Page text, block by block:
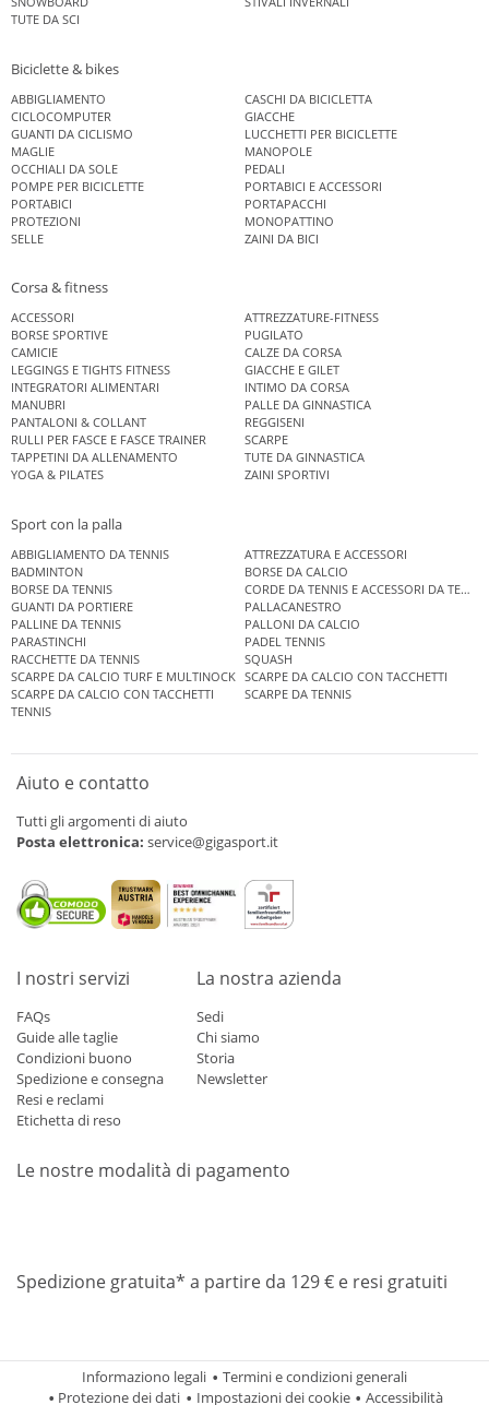
TUTE DA SCI
Biciclette & bikes
ABBIGLIAMENTO
CASCHI DA BICICLETTA
CICLOCOMPUTER
GIACCHE
GUANTI DA CICLISMO
LUCCHETTI PER BICICLETTE
MAGLIE
MANOPOLE
OCCHIALI DA SOLE
PEDALI
POMPE PER BICICLETTE
PORTABICI E ACCESSORI
PORTABICI
PORTAPACCHI
PROTEZIONI
MONOPATTINO
SELLE
ZAINI DA BICI
Corsa & fitness
ACCESSORI
ATTREZZATURE-FITNESS
BORSE SPORTIVE
PUGILATO
CAMICIE
CALZE DA CORSA
LEGGINGS E TIGHTS FITNESS
GIACCHE E GILET
INTEGRATORI ALIMENTARI
INTIMO DA CORSA
MANUBRI
PALLE DA GINNASTICA
PANTALONI & COLLANT
REGGISENI
RULLI PER FASCE E FASCE TRAINER
SCARPE
TAPPETINI DA ALLENAMENTO
TUTE DA GINNASTICA
YOGA & PILATES
ZAINI SPORTIVI
Sport con la palla
ABBIGLIAMENTO DA TENNIS
ATTREZZATURA E ACCESSORI
BADMINTON
BORSE DA CALCIO
BORSE DA TENNIS
CORDE DA TENNIS E ACCESSORI DA TENNIS
GUANTI DA PORTIERE
PALLACANESTRO
PALLINE DA TENNIS
PALLONI DA CALCIO
PARASTINCHI
PADEL TENNIS
RACCHETTE DA TENNIS
SQUASH
SCARPE DA CALCIO TURF E MULTINOCK SCARPE DA CALCIO CON TACCHETTI
SCARPE DA CALCIO CON TACCHETTI
SCARPE DA TENNIS
TENNIS
Aiuto e contatto
Tutti gli argomenti di aiuto
Posta elettronica: service@gigasport.it
I nostri servizi
FAQs
Guide alle taglie
Condizioni buono
Spedizione e consegna
Resi e reclami
Etichetta di reso
La nostra azienda
Sedi
Chi siamo
Storia
Newsletter
Le nostre modalità di pagamento
Spedizione gratuita* a partire da 129 € e resi gratuiti
Informaziono legali
Termini e condizioni generali
Protezione dei dati
Impostazioni dei cookie Accessibilità